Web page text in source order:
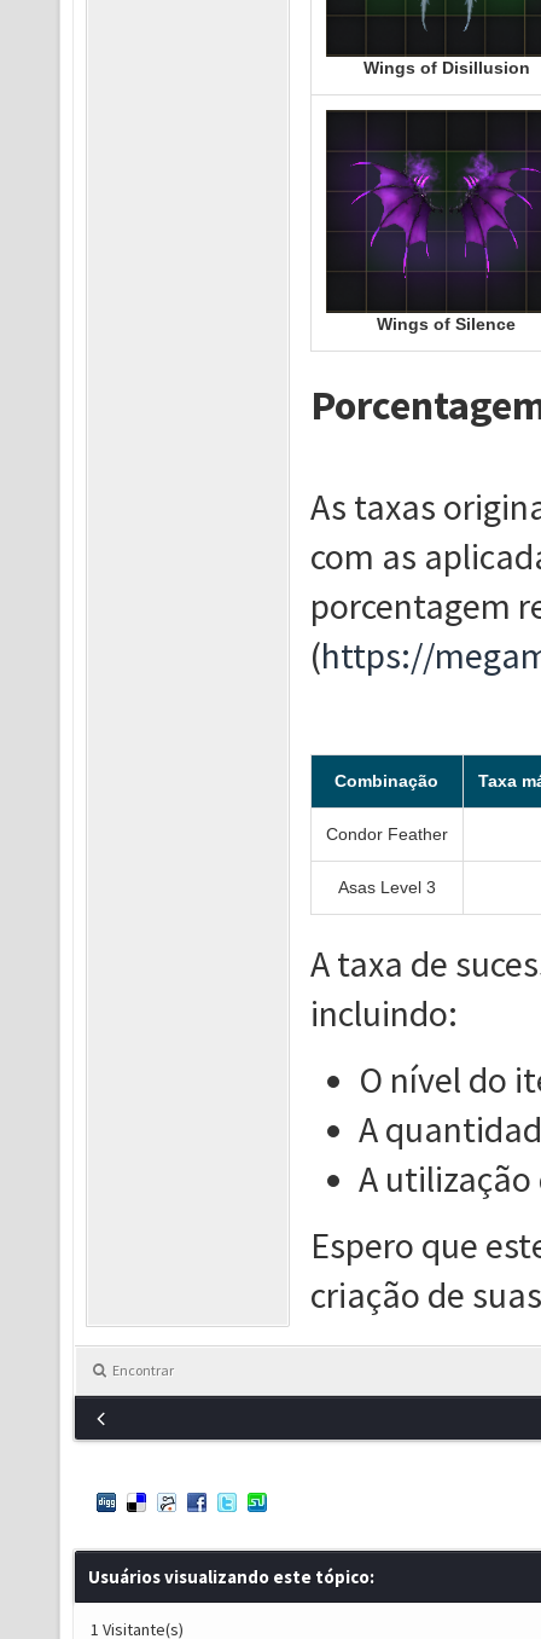
Wings of Disillusion
Wings of Silence
As taxas
com as
porcentagem
(https://
Combinação Taxa
Condor Feather
Asas Level 3
A taxa de
incluindo:
O nível do
A
A utilização
Espero que
criação de
Encontrar
Usuários visualizando este tópico:
1 Visitante(s)